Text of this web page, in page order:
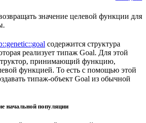
значение целевой функции для
содержится структура
реализует типаж Goal. Для этой
принимающий функцию,
функцией. То есть с помощью этой
типаж-объект Goal из обычной
начальной популяции